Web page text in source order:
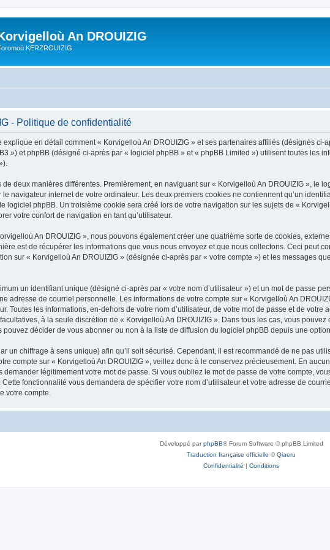
An DROUIZIG
KERZROUIZIG
- Politique de confidentialité
en détail comment « Korvigelloù An DROUIZIG » et ses partenaires affiliés (désignés ci-
») et phpBB (désigné ci-après par « logiciel phpBB » et « phpBB Limited ») utilisent toutes les
deux manières différentes. Premièrement, en naviguant sur « Korvigelloù An DROUIZIG », le
navigateur internet de votre ordinateur. Les deux premiers cookies ne contiennent qu’un
logiciel phpBB. Un troisième cookie sera créé lors de votre navigation sur les sujets de «
votre confort de navigation en tant qu’utilisateur.
An DROUIZIG », nous pouvons également créer une quatrième sorte de cookies,
est de récupérer les informations que vous nous envoyez et que nous collectons. Ceci peut
sur « Korvigelloù An DROUIZIG » (désignée ci-après par « votre compte ») et les messages
un identifiant unique (désigné ci-après par « votre nom d’utilisateur ») et un mot de passe
adresse de courriel personnelle. Les informations de votre compte sur « Korvigelloù An
Toutes les informations, en-dehors de votre nom d’utilisateur, de votre mot de passe et de
à la seule discrétion de « Korvigelloù An DROUIZIG ». Dans tous les cas, vous
décider de vous abonner ou non à la liste de diffusion du logiciel phpBB depuis une
un chiffrage à sens unique) afin qu’il soit sécurisé. Cependant, il est recommandé de ne pas
compte sur « Korvigelloù An DROUIZIG », veillez donc à le conservez précieusement. En
demander légitimement votre mot de passe. Si vous oubliez le mot de passe de votre compte,
fonctionnalité vous demandera de spécifier votre nom d’utilisateur et votre adresse de
votre compte.
Développé parphpBB® Forum Software © phpBB Limited
Traduction française officielle ©Qiaeru
Confidentialité | Conditions